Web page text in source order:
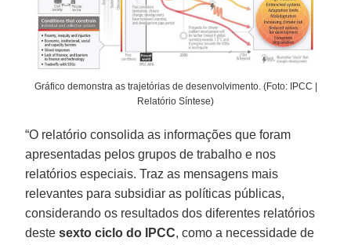
Gráfico demonstra as trajetórias de desenvolvimento. (Foto: IPCC |
Relatório Síntese)
“O relatório consolida as informações que foram
apresentadas pelos grupos de trabalho e nos
relatórios especiais. Traz as mensagens mais
relevantes para subsidiar as políticas públicas,
considerando os resultados dos diferentes relatórios
deste sexto ciclo do IPCC, como a necessidade de